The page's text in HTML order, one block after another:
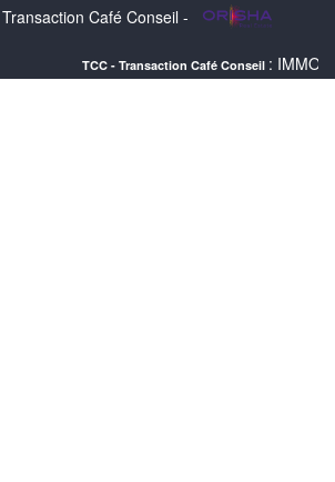
Café Conseil -
TCC - Transaction Café Conseil: IMMOBILIER